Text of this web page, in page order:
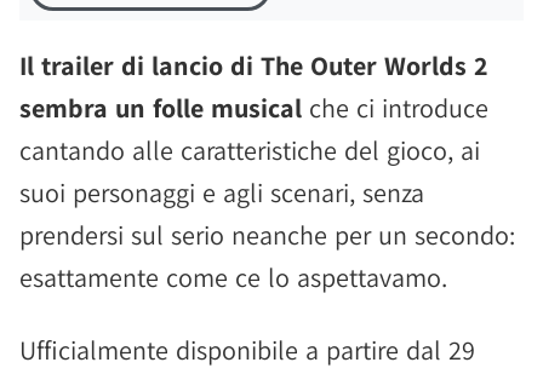
Il trailer di lancio di The Outer Worlds 2
sembra un folle musical che ci introduce
cantando alle caratteristiche del gioco, ai
suoi personaggi e agli scenari, senza
prendersi sul serio neanche per un secondo:
esattamente come ce lo aspettavamo.
Ufficialmente disponibile a partire dal 29